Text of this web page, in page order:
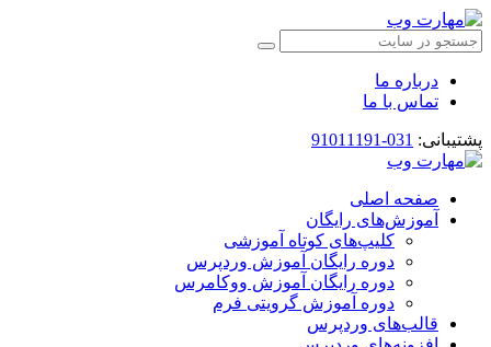
درباره ما
تماس با ما
پشتیبانی: 031-91011191
صفحه اصلی
آموزش‌های رایگان
کلیپ‌های کوتاه آموزشی
دوره رایگان آموزش وردپرس
دوره رایگان آموزش ووکامرس
دوره آموزش گرویتی فرم
قالب‌های وردپرس